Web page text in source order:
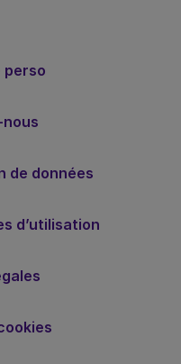
perso
de données
d’utilisation